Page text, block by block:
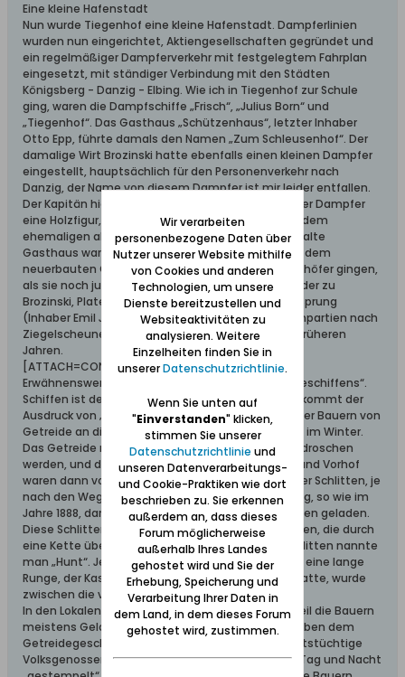
Eine kleine Hafenstadt
Nun wurde Tiegenhof eine kleine Hafenstadt. Dampferlinien
wurden nun eingerichtet, Aktiengesellschaften gegründet und
ein regelmäßiger Dampferverkehr mit festgelegtem Fahrplan
eingesetzt, mit ständiger Verbindung mit den Städten
Königsberg - Danzig - Elbing. Wie ich in Tiegenhof zur Schule
ging, waren die Dampfschiffe „Frisch“, „Julius Born“ und
„Tiegenhof“. Das Gasthaus „Schützenhaus“, letzter Inhaber
Otto Epp, führte damals den Namen „Zum Schleusenhof“. Der
damalige Wirt Brozinski hatte ebenfalls einen kleinen Dampfer
eingestellt, hauptsächlich für den Personenverkehr nach
Danzig, der Name von diesem Dampfer ist mir leider entfallen.
Der Kapitän hieß Fiedler. Vorne am Steven hatte der Dampfer
eine Holzfigur, die später über der Eingangstür vor dem
ehemaligen alten Gasthaus angebracht war. Das alte
Gasthaus war ungefähr so 15 Meter nach links von dem
neuerbauten Gasthaus entfernt. Die alten Tiegenhöfer gingen,
als sie noch jung waren, an den Sonntagen entweder zu
Brozinski, Platenhof, oder nach Ziegelscheune zu Sprung
(Inhaber Emil Janzen) ein Tänzchen machen. Kahnpartien nach
Ziegelscheune waren auch immer sehr beliebt in früheren
Jahren.
[ATTACH=CONFIG]22901[/ATTACH]
Erwähnenswert ist noch die alte Zeit des „Getreideschiffens“.
Schiffen ist der alte Ausdruck für liefern. Vielleicht kommt der
Ausdruck von „ans Schiff liefern“. Die Lieferungen der Bauern von
Getreide an die Tiegenhöfer Kaufleute war mitten im Winter.
Das Getreide musste ja erst auf der Tenne ausgedroschen
werden, und das erforderte viel Zeit. Marktstraße und Vorhof
waren dann voll von allerlei Fuhrwerken, Wagen oder Schlitten, je
nach den Wegeverhältnissen. Wenn viel Schnee lag, so wie im
Jahre 1888, dann waren die Säcke auf Schiffsschlitten geladen.
Diese Schlitten bestanden aus zwei kurzen Schlitten, die durch
eine Kette über Kreuz verbunden waren. Diese Schlitten nannte
man „Hunt“. Jeder Schlitten hatte rechts und links eine lange
Runge, der Kasten, der die Form von einem Kahn hatte, wurde
zwischen die vier Rungen gesetzt.
In den Lokalen war dann auch allerhand Betrieb, weil die Bauern
meistens Geld bekamen. Im „Deutschen Haus“ neben dem
Getreidegeschäft von Cornelsen, hatten geschäftstüchtige
Volksgenossen die Bank aufgelegt, und es wurde Tag und Nacht
Wir verarbeiten
personenbezogene Daten über
Nutzer unserer Website mithilfe
von Cookies und anderen
Technologien, um unsere
Dienste bereitzustellen und
Websiteaktivitäten zu
analysieren. Weitere
Einzelheiten finden Sie in
unsererDatenschutzrichtlinie.
Wenn Sie unten auf
"Einverstanden" klicken,
stimmen Sie unserer
Datenschutzrichtlinie und
unseren Datenverarbeitungs-
und Cookie-Praktiken wie dort
beschrieben zu. Sie erkennen
außerdem an, dass dieses
Forum möglicherweise
außerhalb Ihres Landes
gehostet wird und Sie der
Erhebung, Speicherung und
Verarbeitung Ihrer Daten in
dem Land, in dem dieses Forum
gehostet wird, zustimmen.